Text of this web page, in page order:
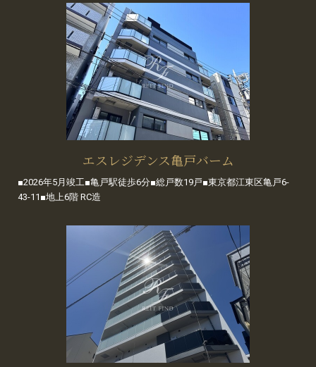
エスレジデンス亀戸バーム
■2026年5月竣工■亀戸駅徒歩6分■総戸数19戸■東京都江東区亀戸6-
43-11■地上6階 RC造